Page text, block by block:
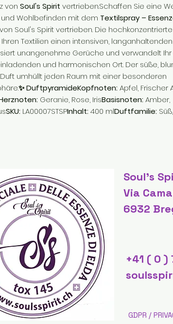
von Soul's Spirit vertrieben.Schaffen Sie eine
und Wohlbefinden mit dem Textilspray –
Soul's Spirit vertrieben. Die
Textilien einen intensiven,
unangenehme Gerüche und verwandelt Ihr
und harmonischen Ort. Der süße,
umhüllt jeden Raum mit einer besonderen
✨ DuftpyramideKopfnoten:Apfel, Frischer
Geranie, Rose, IrisBasisnoten:Amber,
SKU: LA00007STSPInhalt:400 mlDuftfamilie:
Soul's
Via
6932
+41 ( 0 )
GDPR /